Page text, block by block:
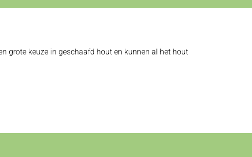
grote keuze in geschaafd hout en kunnen al het hout